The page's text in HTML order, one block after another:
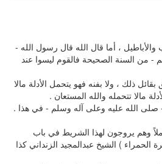
والأباطيل ، أما قال الله قال رسول الله -
- من السنة الصحيحة فالقوم ليسوا عند
بقائل ذلك ، ولا بفنه فهو يتحمل الأدلة مالا
مالا تتحمله والله المستعان .
صلى الله عليه وعلى آله وسلم - في هذا .
وهم يروجون لهذا الشريط في باب
الحمراء ) الشيخ عبدالمجيد الزنداني كذا